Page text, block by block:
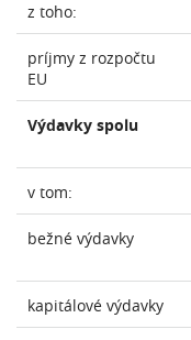
z toho:
príjmy z rozpočtu
EU
Výdavky spolu
v tom:
bežné výdavky
kapitálové výdavky